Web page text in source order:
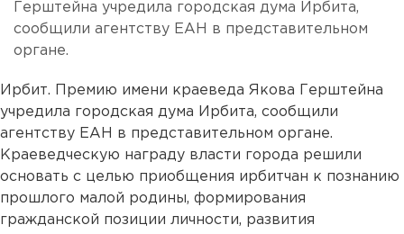
Герштейна учредила городская дума Ирбита,
сообщили агентству ЕАН в представительном
органе.
Ирбит. Премию имени краеведа Якова Герштейна
учредила городская дума Ирбита, сообщили
агентству ЕАН в представительном органе.
Краеведческую награду власти города решили
основать с целью приобщения ирбитчан к познанию
прошлого малой родины, формирования
гражданской позиции личности, развития